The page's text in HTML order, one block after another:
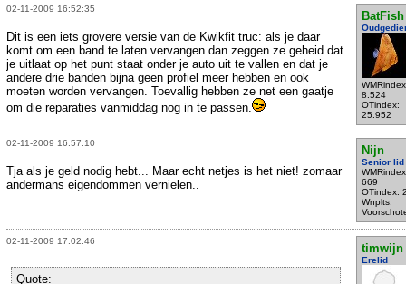
02-11-2009 16:52:35
BatFish
8.524
OTindex:
25.952
Dit is een iets grovere versie van de Kwikfit truc: als je daar
komt om een band te laten vervangen dan zeggen ze geheid dat
je uitlaat op het punt staat onder je auto uit te vallen en dat je
andere drie banden bijna geen profiel meer hebben en ook
moeten worden vervangen. Toevallig hebben ze net een gaatje
om die reparaties vanmiddag nog in te passen.
02-11-2009 16:57:10
Nijn
Senior lid
669
OTindex:
Wnplts:
Tja als je geld nodig hebt... Maar echt netjes is het niet! zomaar
andermans eigendommen vernielen..
02-11-2009 17:02:46
timwijn
Erelid
Quote: